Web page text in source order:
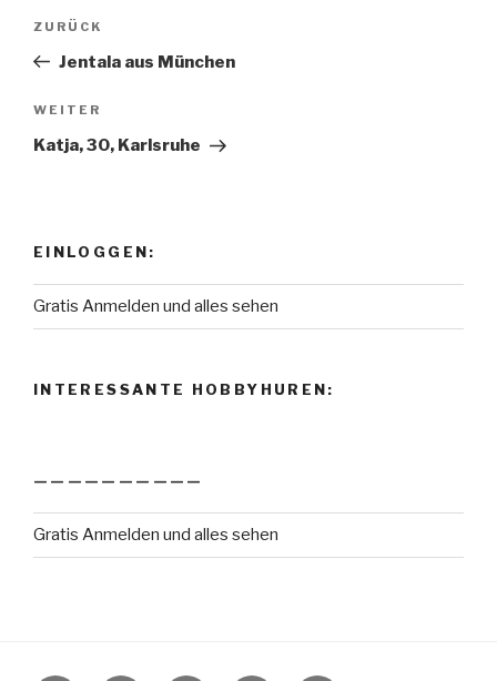
Beitragsnavigation
Vorheriger
Beitrag
ZURÜCK
Jentala aus München
Nächster
Beitrag
WEITER
Katja, 30, Karlsruhe
EINLOGGEN:
Gratis Anmelden und alles sehen
INTERESSANTE HOBBYHUREN:
——————————
Gratis Anmelden und alles sehen